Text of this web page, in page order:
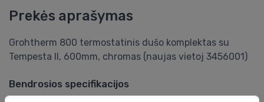
Prekės aprašymas
Grohtherm 800 termostatinis dušo komplektas su
Tempesta II, 600mm, chromas (naujas vietoj 3456001)
Bendrosios specifikacijos